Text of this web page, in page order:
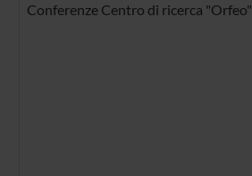
Conferenze Centro di ricerca "Orfeo"